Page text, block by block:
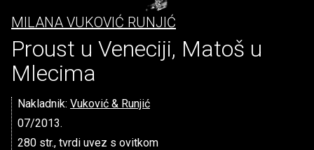
MILANA VUKOVIĆ RUNJIĆ
Proust u Veneciji, Matoš u
Mlecima
Nakladnik: Vuković & Runjić
07/2013.
280 str., tvrdi uvez s ovitkom